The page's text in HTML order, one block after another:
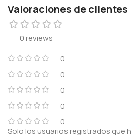
Valoraciones de clientes
0 reviews
0
0
0
0
0
Solo los usuarios registrados que